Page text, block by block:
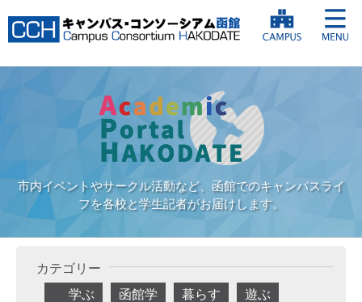
市内イベントやサークル活動など、函館でのキャンパスライ
フを各校と学生記者がお届けします。
カテゴリー
学ぶ
函館学 暮らす 遊ぶ